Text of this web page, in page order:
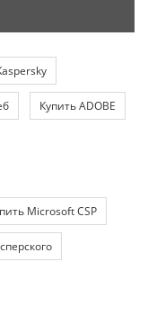
Купить ADOBE
Microsoft CSP